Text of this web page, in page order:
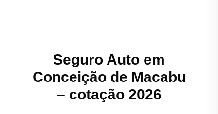
Seguro Auto em
Conceição de Macabu
– cotação 2026